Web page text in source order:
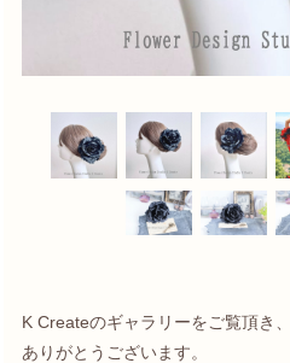
K Createのギャラリーをご覧頂き、
ありがとうございます。